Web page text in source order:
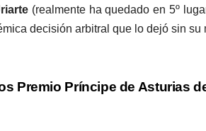
(realmente ha quedado en 5º
decisión arbitral que lo dejó sin
Premio Príncipe de Asturias